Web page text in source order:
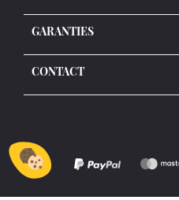
GARANTIES
CONTACT